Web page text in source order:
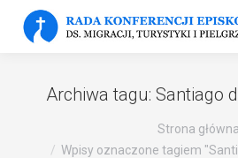
Archiwa tagu: Santiago
Strona główna
Wpisy oznaczone tagiem